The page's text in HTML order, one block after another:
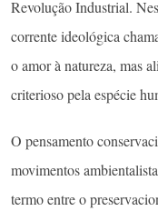
Revolução Industrial.
corrente ideológica
o amor à natureza, mas
criterioso pela espécie
O pensamento
movimentos
termo entre o